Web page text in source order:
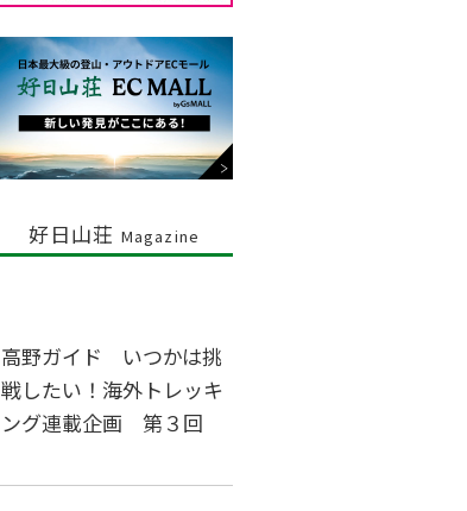
好日山荘 Magazine
高野ガイド いつかは挑
戦したい！海外トレッキ
ング連載企画 第３回